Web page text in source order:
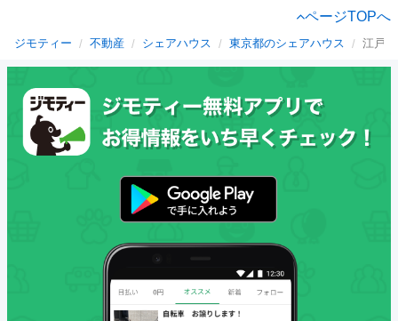
ページTOPへ
ジモティー 不動産 シェアハウス 東京都のシェアハウス 江戸